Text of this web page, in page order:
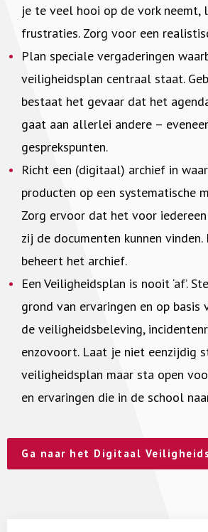
je te veel hooi op de vork
frustraties. Zorg voor een
Plan speciale vergaderingen
veiligheidsplan centraal staat.
bestaat het gevaar dat het
gaat aan allerlei andere –
gesprekspunten.
Richt een (digitaal) archief in
producten op een systematische
Zorg ervoor dat het voor
zij de documenten kunnen
beheert het archief.
Een Veiligheidsplan is nooit ‘af’.
grond van ervaringen en op basis
de veiligheidsbeleving,
enzovoort. Laat je niet eenzijdig
veiligheidsplan maar sta open
en ervaringen die in de school
Ga naar het Digitaal